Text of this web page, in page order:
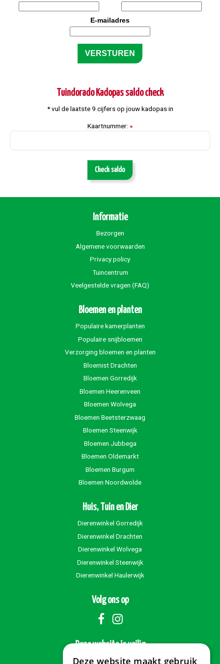
E-mailadres
Tuindorado Kadopas saldo check
* vul de laatste 9 cijfers op jouw kadopas in
Kaartnummer: *
Check saldo
Informatie
Bezorgen
Algemene voorwaarden
Privacy policy
Tuincentrum
Veelgestelde vragen (FAQ)
Bloemen en planten
Populaire kamerplanten
Populaire snijbloemen
Verzorging bloemen en planten
Bloemist Drachten
Bloemen Gorredijk
Bloemen Heerenveen
Bloemen Wolvega
Bloemen Beetsterzwaag
Bloemen Steenwijk
Bloemen Jubbega
Bloemen Oldemarkt
Bloemen Burgum
Bloemen Noordwolde
Huis, Tuin en Dier
Dierenwinkel Gorredijk
Dierenwinkel Drachten
Dierenwinkel Wolvega
Dierenwinkel Steenwijk
Dierenwinkel Haulerwijk
Volg ons op
Deze website is veilig
Deze website maakt gebruik